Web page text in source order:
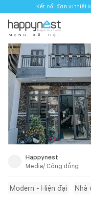
Kết nối đơn vị thiết
M Ạ N G X Ã H Ộ I
Happynest
Media/ Cộng đồng
Modern - Hiện đại Nhà